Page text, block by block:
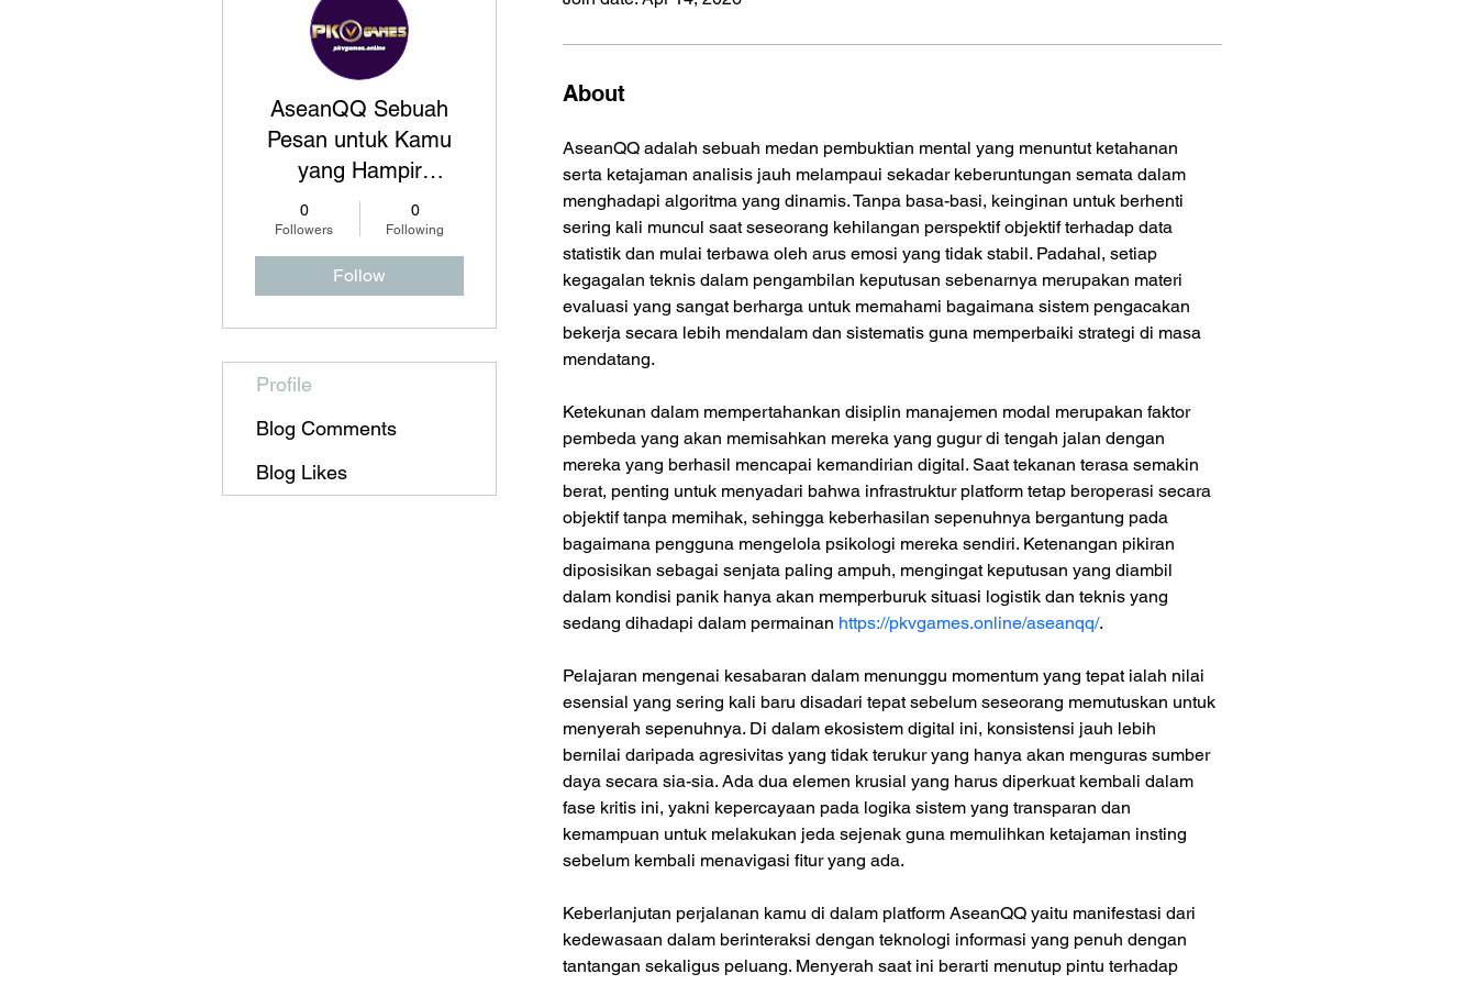
About
AseanQQ adalah sebuah medan pembuktian mental yang menuntut ketahanan
serta ketajaman analisis jauh melampaui sekadar keberuntungan semata dalam
menghadapi algoritma yang dinamis. Tanpa basa-basi, keinginan untuk berhenti
sering kali muncul saat seseorang kehilangan perspektif objektif terhadap data
statistik dan mulai terbawa oleh arus emosi yang tidak stabil. Padahal, setiap
kegagalan teknis dalam pengambilan keputusan sebenarnya merupakan materi
evaluasi yang sangat berharga untuk memahami bagaimana sistem pengacakan
bekerja secara lebih mendalam dan sistematis guna memperbaiki strategi di masa
mendatang.
Ketekunan dalam mempertahankan disiplin manajemen modal merupakan faktor
pembeda yang akan memisahkan mereka yang gugur di tengah jalan dengan
mereka yang berhasil mencapai kemandirian digital. Saat tekanan terasa semakin
berat, penting untuk menyadari bahwa infrastruktur platform tetap beroperasi secara
objektif tanpa memihak, sehingga keberhasilan sepenuhnya bergantung pada
bagaimana pengguna mengelola psikologi mereka sendiri. Ketenangan pikiran
diposisikan sebagai senjata paling ampuh, mengingat keputusan yang diambil
dalam kondisi panik hanya akan memperburuk situasi logistik dan teknis yang
sedang dihadapi dalam permainan https://pkvgames.online/aseanqq/.
Pelajaran mengenai kesabaran dalam menunggu momentum yang tepat ialah nilai
esensial yang sering kali baru disadari tepat sebelum seseorang memutuskan untuk
menyerah sepenuhnya. Di dalam ekosistem digital ini, konsistensi jauh lebih
bernilai daripada agresivitas yang tidak terukur yang hanya akan menguras sumber
daya secara sia-sia. Ada dua elemen krusial yang harus diperkuat kembali dalam
fase kritis ini, yakni kepercayaan pada logika sistem yang transparan dan
kemampuan untuk melakukan jeda sejenak guna memulihkan ketajaman insting
sebelum kembali menavigasi fitur yang ada.
Keberlanjutan perjalanan kamu di dalam platform AseanQQ yaitu manifestasi dari
kedewasaan dalam berinteraksi dengan teknologi informasi yang penuh dengan
tantangan sekaligus peluang. Menyerah saat ini berarti menutup pintu terhadap
AseanQQ Sebuah
Pesan untuk Kamu
yang Hampir
Menyerah
0
Followers
0
Following
Follow
Profile
Blog Comments
Blog Likes